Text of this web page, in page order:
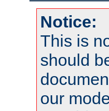
Notice:
This is
should
our